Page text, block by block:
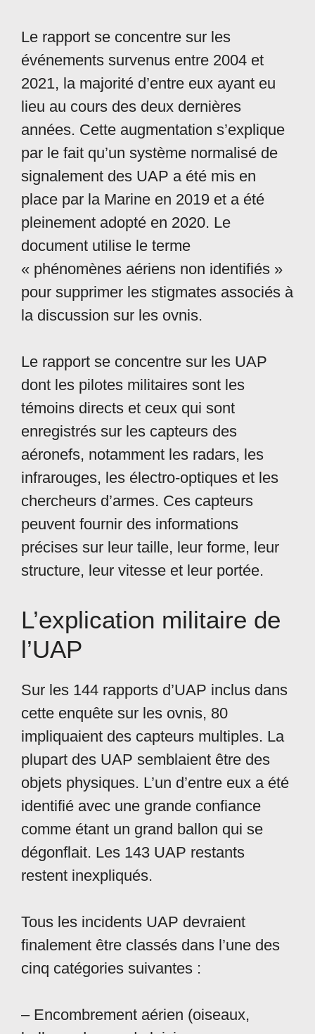
Le rapport se concentre sur les
événements survenus entre 2004 et
2021, la majorité d’entre eux ayant eu
lieu au cours des deux dernières
années. Cette augmentation s’explique
par le fait qu’un système normalisé de
signalement des UAP a été mis en
place par la Marine en 2019 et a été
pleinement adopté en 2020. Le
document utilise le terme
« phénomènes aériens non identifiés »
pour supprimer les stigmates associés à
la discussion sur les ovnis.
Le rapport se concentre sur les UAP
dont les pilotes militaires sont les
témoins directs et ceux qui sont
enregistrés sur les capteurs des
aéronefs, notamment les radars, les
infrarouges, les électro-optiques et les
chercheurs d’armes. Ces capteurs
peuvent fournir des informations
précises sur leur taille, leur forme, leur
structure, leur vitesse et leur portée.
L’explication militaire de
l’UAP
Sur les 144 rapports d’UAP inclus dans
cette enquête sur les ovnis, 80
impliquaient des capteurs multiples. La
plupart des UAP semblaient être des
objets physiques. L’un d’entre eux a été
identifié avec une grande confiance
comme étant un grand ballon qui se
dégonflait. Les 143 UAP restants
restent inexpliqués.
Tous les incidents UAP devraient
finalement être classés dans l’une des
cinq catégories suivantes :
– Encombrement aérien (oiseaux,